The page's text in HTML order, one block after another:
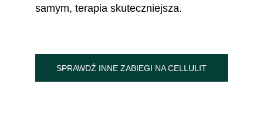
samym, terapia skuteczniejsza.
SPRAWDŹ INNE ZABIEGI NA CELLULIT